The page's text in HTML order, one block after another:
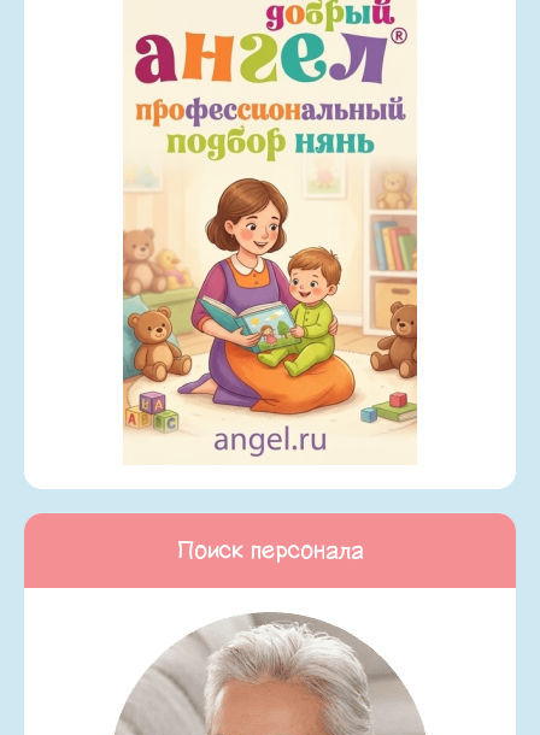
Поиск персонала